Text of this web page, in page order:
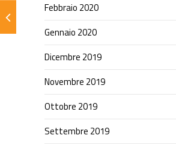
Febbraio 2020
Gennaio 2020
Dicembre 2019
Novembre 2019
Ottobre 2019
Settembre 2019